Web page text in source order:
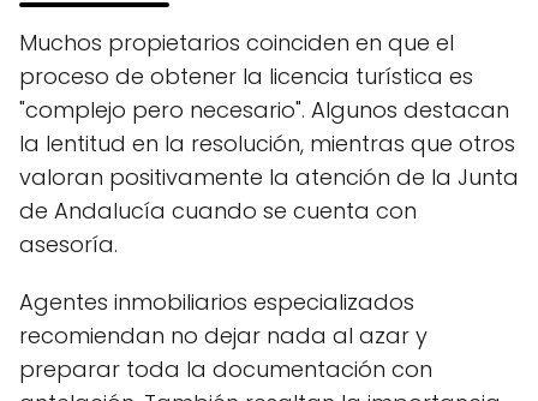
Muchos propietarios coinciden en que el
proceso de obtener la licencia turística es
"complejo pero necesario". Algunos destacan
la lentitud en la resolución, mientras que otros
valoran positivamente la atención de la Junta
de Andalucía cuando se cuenta con
asesoría.
Agentes inmobiliarios especializados
recomiendan no dejar nada al azar y
preparar toda la documentación con